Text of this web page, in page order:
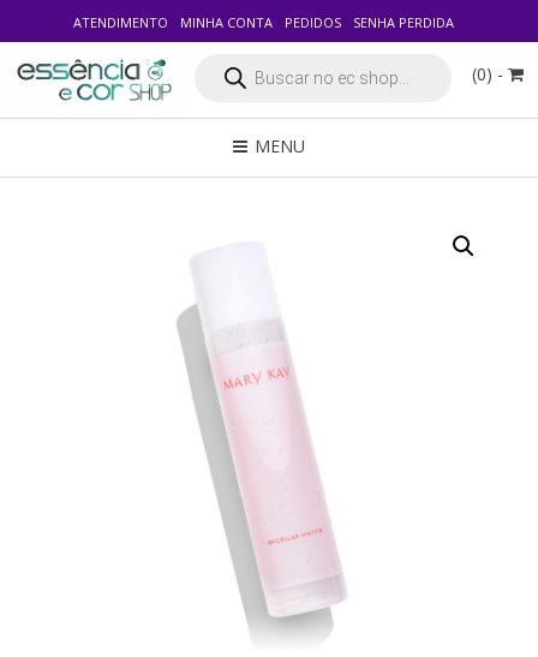
ATENDIMENTO MINHA CONTA PEDIDOS SENHA PERDIDA
produtos (0) -
MENU